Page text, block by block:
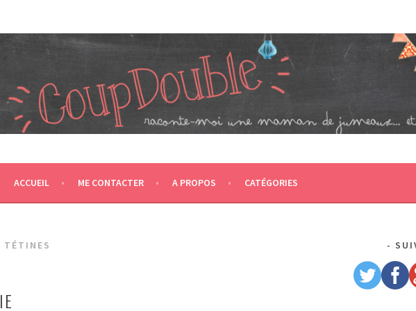
CA NOUS PROPULSE SUPER MAMAN! CA DONNE DEUX FOIS PLUS DE TRACAS,
ACCUEIL ME CONTACTER A PROPOS CATÉGORIES
TÉTINES